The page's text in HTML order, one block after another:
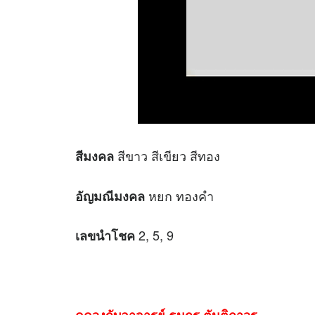
สีมงคล สีขาว สีเขียว สีทอง
อัญมณีมงคล หยก ทองคำ
เลขนำโชค2, 5, 9